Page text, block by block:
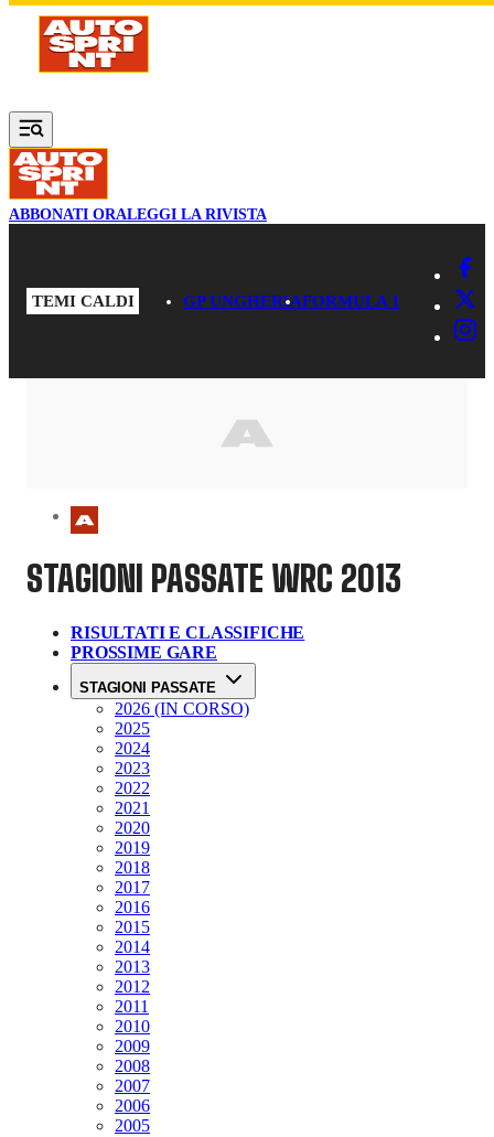
Vai al contenuto principale
ABBONATI ORALEGGI LA RIVISTA
TEMI CALDI GP UNGHERIAFORMULA 1
STAGIONI PASSATE WRC 2013
RISULTATI E CLASSIFICHE
PROSSIME GARE
STAGIONI PASSATE
2026 (IN CORSO)
2025
2024
2023
2022
2021
2020
2019
2018
2017
2016
2015
2014
2013
2012
2011
2010
2009
2008
2007
2006
2005